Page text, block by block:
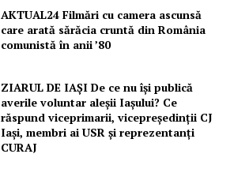
AKTUAL24 Filmări cu camera ascunsă
care arată sărăcia cruntă din România
comunistă în anii ’80
ZIARUL DE IAȘI De ce nu își publică
averile voluntar aleșii Iașului? Ce
răspund viceprimarii, vicepreședinții CJ
Iași, membri ai USR și reprezentanți
CURAJ